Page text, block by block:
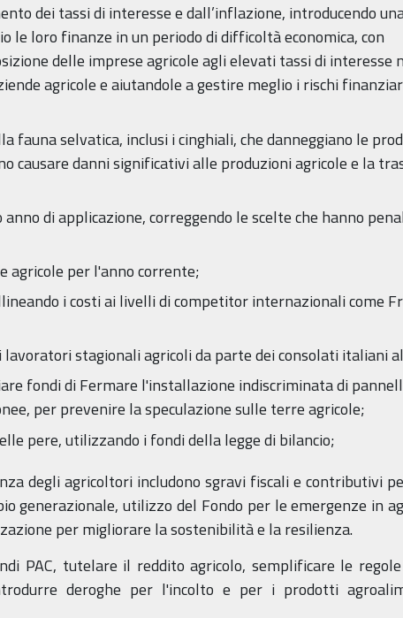
dei tassi di interesse e dall’inflazione, introducendo
loro finanze in un periodo di difficoltà economica, con
delle imprese agricole agli elevati tassi di interesse
agricole e aiutandole a gestire meglio i rischi
selvatica, inclusi i cinghiali, che danneggiano le
causare danni significativi alle produzioni agricole e la
di applicazione, correggendo le scelte che hanno
agricole per l'anno corrente;
i costi ai livelli di competitor internazionali come
stagionali agricoli da parte dei consolati italiani
fondi di Fermare l'installazione indiscriminata di
per prevenire la speculazione sulle terre agricole;
pere, utilizzando i fondi della legge di bilancio;
degli agricoltori includono sgravi fiscali e contributivi
generazionale, utilizzo del Fondo per le emergenze in
per migliorare la sostenibilità e la resilienza.
PAC, tutelare il reddito agricolo, semplificare le regole
deroghe per l'incolto e per i prodotti